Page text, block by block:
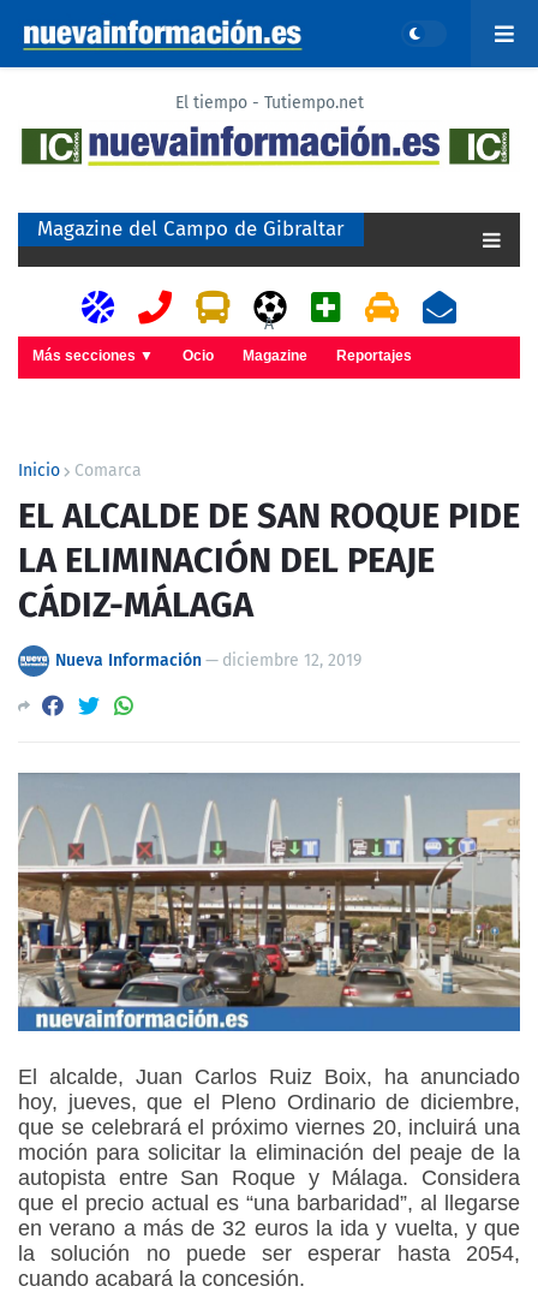
El tiempo - Tutiempo.net
Magazine del Campo de Gibraltar
A
Más secciones ▼ Ocio Magazine Reportajes
Inicio Comarca
EL ALCALDE DE SAN ROQUE PIDE
LA ELIMINACIÓN DEL PEAJE
CÁDIZ-MÁLAGA
Nueva Información— diciembre 12, 2019
El alcalde, Juan Carlos Ruiz Boix, ha anunciado
hoy, jueves, que el Pleno Ordinario de diciembre,
que se celebrará el próximo viernes 20, incluirá una
moción para solicitar la eliminación del peaje de la
autopista entre San Roque y Málaga. Considera
que el precio actual es “una barbaridad”, al llegarse
en verano a más de 32 euros la ida y vuelta, y que
la solución no puede ser esperar hasta 2054,
cuando acabará la concesión.